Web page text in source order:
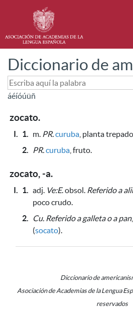
Diccionario de
áéíóúüñ
zocato.
I. 1. m. PR.curuba , planta
2.
PR.curuba , fruto.
zocato, -a.
I. 1. adj. Ve:E. obsol. Referido a
poco crudo.
2.
Cu. Referido a galleta o a pan
(socato).
Diccionario de
Asociación de Academias de la Lengua
reservados